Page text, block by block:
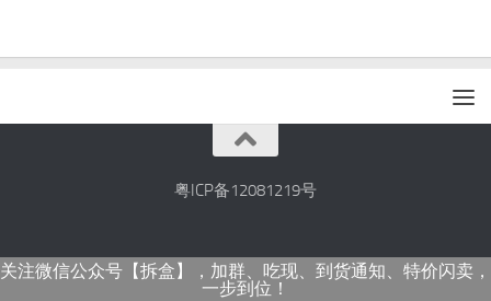
粤ICP备12081219号
关注微信公众号【拆盒】，加群、吃现、到货通知、特价闪卖，
一步到位！